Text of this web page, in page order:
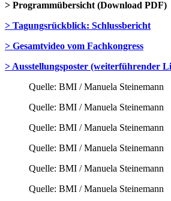
> Programmübersicht (Download PDF)
> Tagungsrückblick: Schlussbericht
> Gesamtvideo vom Fachkongress
> Ausstellungsposter (weiterführender
Quelle: BMI / Manuela Steinemann
Quelle: BMI / Manuela Steinemann
Quelle: BMI / Manuela Steinemann
Quelle: BMI / Manuela Steinemann
Quelle: BMI / Manuela Steinemann
Quelle: BMI / Manuela Steinemann